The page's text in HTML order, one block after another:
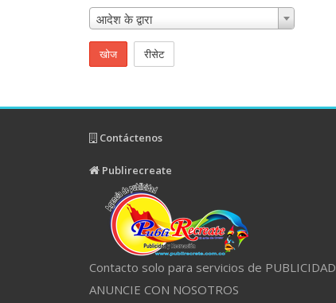
आदेश के द्वारा
खोज रीसेट
Contáctenos
Publirecreate
Contacto solo para servicios de PUBLICIDAD
ANUNCIE CON NOSOTROS